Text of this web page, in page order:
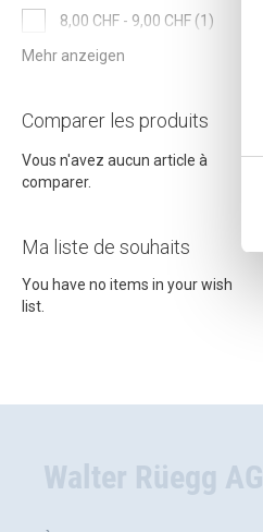
8,00 CHF - 9,00 CHF 1item
9,00 CHF-
Comparer les produits
Vous n'avez aucun article à
comparer.
Ma liste de souhaits
You have no items in your wish
list.
Walter Rüegg AG